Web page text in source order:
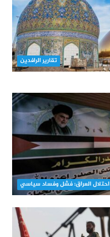
تقارير الرافدين